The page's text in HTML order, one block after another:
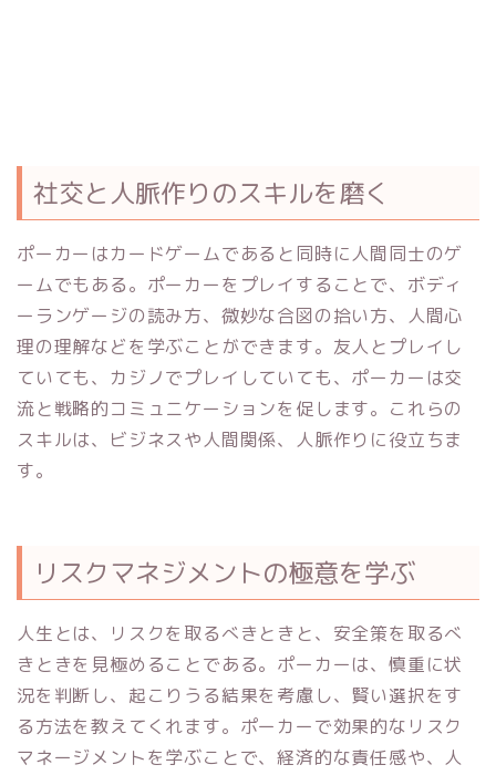
社交と人脈作りのスキルを磨く
ポーカーはカードゲームであると同時に人間同士のゲ
ームでもある。ポーカーをプレイすることで、ボディ
ーランゲージの読み方、微妙な合図の拾い方、人間心
理の理解などを学ぶことができます。友人とプレイし
ていても、カジノでプレイしていても、ポーカーは交
流と戦略的コミュニケーションを促します。これらの
スキルは、ビジネスや人間関係、人脈作りに役立ちま
す。
リスクマネジメントの極意を学ぶ
人生とは、リスクを取るべきときと、安全策を取るべ
きときを見極めることである。ポーカーは、慎重に状
況を判断し、起こりうる結果を考慮し、賢い選択をす
る方法を教えてくれます。ポーカーで効果的なリスク
マネージメントを学ぶことで、経済的な責任感や、人